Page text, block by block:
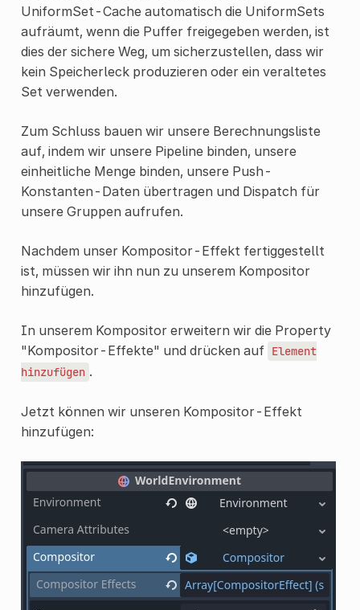
UniformSet-Cache automatisch die UniformSets
aufräumt, wenn die Puffer freigegeben werden, ist
dies der sichere Weg, um sicherzustellen, dass wir
kein Speicherleck produzieren oder ein veraltetes
Set verwenden.
Zum Schluss bauen wir unsere Berechnungsliste
auf, indem wir unsere Pipeline binden, unsere
einheitliche Menge binden, unsere Push-
Konstanten-Daten übertragen und Dispatch für
unsere Gruppen aufrufen.
Nachdem unser Kompositor-Effekt fertiggestellt
ist, müssen wir ihn nun zu unserem Kompositor
hinzufügen.
In unserem Kompositor erweitern wir die Property
"Kompositor-Effekte" und drücken auf Element
hinzufügen .
Jetzt können wir unseren Kompositor-Effekt
hinzufügen: